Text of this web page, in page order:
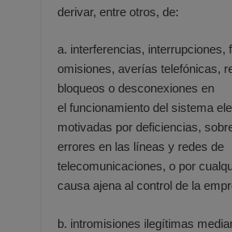
derivar, entre otros, de:
a. interferencias, interrupciones,
omisiones, averías telefónicas,
bloqueos o desconexiones en
el funcionamiento del sistema
motivadas por deficiencias,
errores en las líneas y redes de
telecomunicaciones, o por
causa ajena al control de la
b. intromisiones ilegítimas